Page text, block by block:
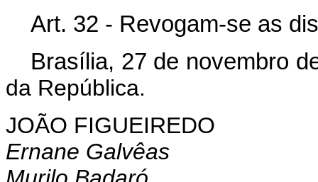
Art. 32 - Revogam-se as
Brasília, 27 de novembro
da República.
JOÃO FIGUEIREDO
Ernane Galvêas